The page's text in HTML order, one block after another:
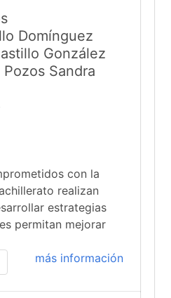
Domínguez
González
Sandra
con la
realizan
estrategias
permitan mejorar
más información